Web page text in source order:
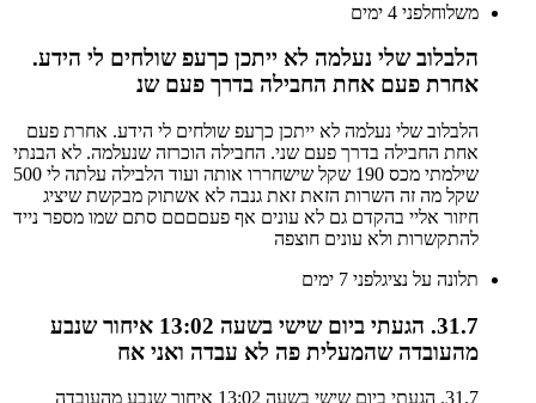
משלוחלפני 4 ימים
הלבלוב שלי נעלמה לא ייתכן כךעפ שולחים לי הידע.
אחרת פעם אחת החבילה בדרך פעם שנ
הלבלוב שלי נעלמה לא ייתכן כךעפ שולחים לי הידע. אחרת פעם
אחת החבילה בדרך פעם שני. החבילה הוכרזה שנעלמה. לא הבנתי
שילמתי מכס 190 שקל שישחררו אותה ועוד הלבילה עלתה לי 500
שקל מה זה השרות הזאת זאת גנבה לא אשתוק מבקשת שיציג
חיזור אליי בהקדם גם לא עונים אף פעםםםם סתם שמו מספר נייד
להתקשרות ולא עונים חוצפה
תלונה על נציגלפני 7 ימים
31.7. הגעתי ביום שישי בשעה 13:02 איחור שנבע
מהעובדה שהמעלית פה לא עבדה ואני אח
31.7. הגעתי ביום שישי בשעה 13:02 איחור שנבע מהעובדה